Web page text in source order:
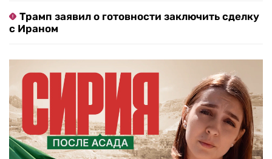
Трамп заявил о готовности заключить сделку
с Ираном